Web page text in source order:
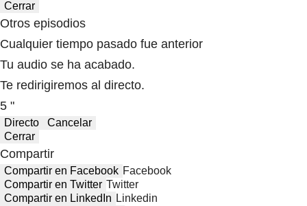
Cerrar
Otros episodios
Cualquier tiempo pasado fue anterior
Tu audio se ha acabado.
Te redirigiremos al directo.
5 "
Directo
Cancelar
Cerrar
Compartir
Compartir en Facebook Facebook
Compartir en Twitter Twitter
Compartir en LinkedIn Linkedin